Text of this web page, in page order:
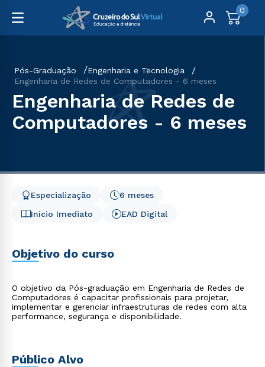
0
Pós-Graduação
Engenharia e Tecnologia
Engenharia de Redes de Computadores - 6 meses
Engenharia de Redes de
Computadores - 6 meses
Início Imediato
6 meses
Especialização
EAD Digital
Objetivo do curso
O objetivo da Pós-graduação em Engenharia de Redes de
Computadores é capacitar profissionais para projetar,
implementar e gerenciar infraestruturas de redes com alta
performance, segurança e disponibilidade.
Público Alvo